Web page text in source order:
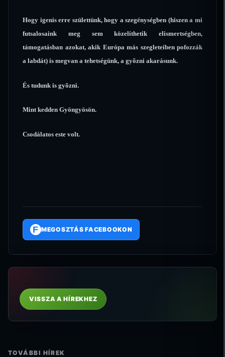
Hogy igenis erre születtünk, hogy a szegénységben (hiszen a mi
futsalosaink meg sem közelíthetik elismertségben,
támogatásban azokat, akik Európa más szegleteiben pofozzák
a labdát) is megvan a tehetségünk, a gyõzni akarásunk.
És tudunk is gyõzni.
Mint kedden Gyöngyösön.
Csodálatos este volt.
F MEGOSZTÁS FACEBOOKON
VISSZA A HÍREKHEZ
TOVÁBBI HÍREK